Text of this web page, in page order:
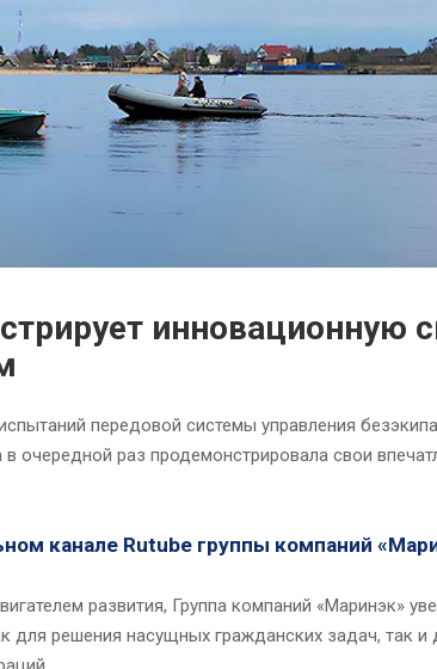
инновационную
передовой системы управления
очередной раз продемонстрировала свои
канале Rutube группы компаний
развития, Группа компаний «Маринэк»
решения насущных гражданских задач, так и